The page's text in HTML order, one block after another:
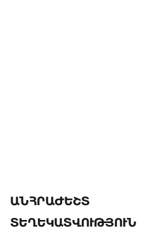
ԱՆՀՐԱԺԵՇՏ
ՏԵՂԵԿԱՏՎՈՒԹՅՈՒՆ